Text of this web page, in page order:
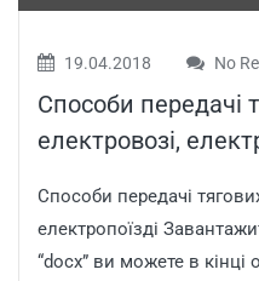
19.04.2018 No
Способи передачі
електровозі,
Способи передачі
електропоїзді
“docx” ви можете в кінці